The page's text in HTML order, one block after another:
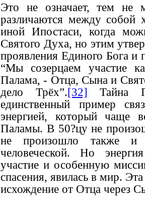
Это не означает, тем не
различаются между собой
иной Ипостаси, когда
Святого Духа, но этим
проявления Единого Бога
“Мы созерцаем участие
Палама, - Отца, Сына и
дело Трёх”.[32] Тайна
единственный пример
энергией, который чаще
Паламы. В 50?цу не
не произошло также и
человеческой. Но
участие и особенную
спасения, явилась в мир.
исхождение от Отца через